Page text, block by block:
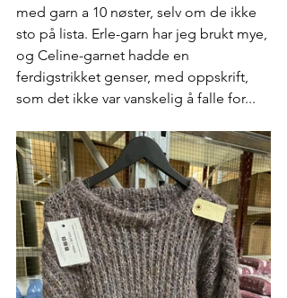
med garn a 10 nøster, selv om de ikke
sto på lista. Erle-garn har jeg brukt mye,
og Celine-garnet hadde en
ferdigstrikket genser, med oppskrift,
som det ikke var vanskelig å falle for...